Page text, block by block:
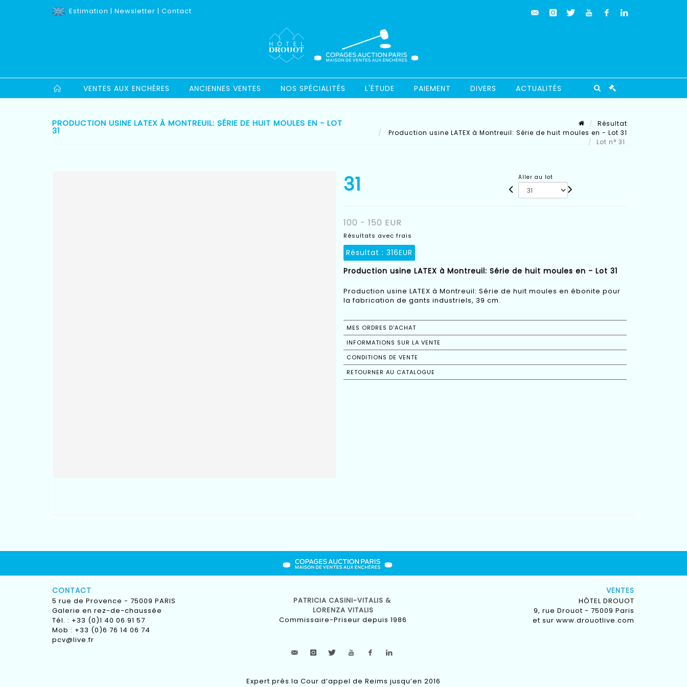
Estimation | Newsletter | Contact
VENTES AUX ENCHÈRES ANCIENNES VENTES NOS SPÉCIALITÉS L'ÉTUDE PAIEMENT DIVERS ACTUALITÉS
PRODUCTION USINE LATEX À MONTREUIL: SÉRIE DE HUIT MOULES EN - LOT
31
Résultat
Production usine LATEX à Montreuil: Série de huit moules en - Lot 31
Lot n° 31
31 Aller au lot
100 - 150 EUR
Résultats avec frais
Résultat : 316EUR
Production usine LATEX à Montreuil: Série de huit moules en - Lot 31
Production usine LATEX à Montreuil: Série de huit moules en ébonite pour
la fabrication de gants industriels, 39 cm.
MES ORDRES D'ACHAT
INFORMATIONS SUR LA VENTE
CONDITIONS DE VENTE
RETOURNER AU CATALOGUE
CONTACT
5 rue de Provence - 75009 PARIS
Galerie en rez-de-chaussée
Tél. : +33 (0)1 40 06 91 57
Mob : +33 (0)6 76 14 06 74
pcv@live.fr
PATRICIA CASINI-VITALIS &
LORENZA VITALIS
Commissaire-Priseur depuis 1986
VENTES
HÔTEL DROUOT
9, rue Drouot - 75009 Paris
et sur www.drouotlive.com
Expert près la Cour d’appel de Reims jusqu’en 2016